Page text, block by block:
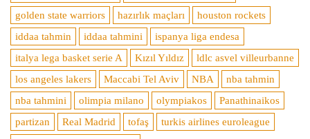
golden state warriors
hazırlık maçları
houston rockets
iddaa tahmin
iddaa tahmini
ispanya liga endesa
italya lega basket serie A
Kızıl Yıldız
ldlc asvel villeurbanne
los angeles lakers
Maccabi Tel Aviv NBA
nba tahmin
nba tahmini
olimpia milano olympiakos
Panathinaikos
partizan
Real Madrid tofaş
turkis airlines euroleague